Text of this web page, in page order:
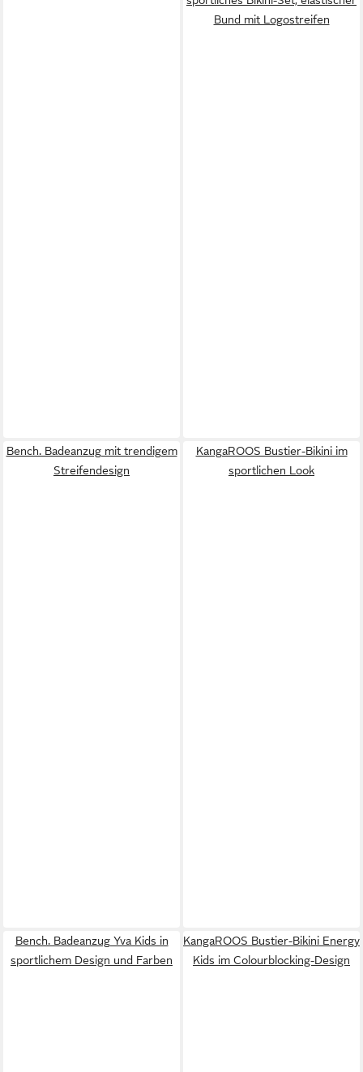
Bund mit Logostreifen
Bench. Badeanzug mit trendigem
Streifendesign
KangaROOS Bustier-Bikini im
sportlichen Look
Bench. Badeanzug Yva Kids in
sportlichem Design und Farben
KangaROOS Bustier-Bikini Energy
Kids im Colourblocking-Design